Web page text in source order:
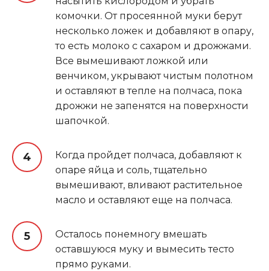
комочки. От просеянной муки берут
несколько ложек и добавляют в опару,
то есть молоко с сахаром и дрожжами.
Все вымешивают ложкой или
венчиком, укрывают чистым полотном
и оставляют в тепле на полчаса, пока
дрожжи не запенятся на поверхности
шапочкой.
Когда пройдет полчаса, добавляют к
опаре яйца и соль, тщательно
вымешивают, вливают растительное
масло и оставляют еще на полчаса.
Осталось понемногу вмешать
оставшуюся муку и вымесить тесто
прямо руками.